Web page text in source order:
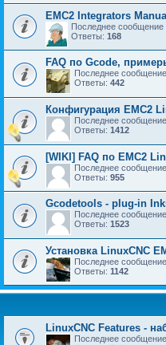
EMC2 Integrators
Последнее сообщение
Ответы: 168
FAQ по Gcode,
Последнее сообщение
Ответы: 442
Конфигурация EMC2
Последнее сообщение
Ответы: 1412
[WIKI] FAQ по EMC2
Последнее сообщение
Ответы: 955
Gcodetools - plug-in
Последнее сообщение
Ответы: 1523
Установка LinuxCNC
Последнее сообщение
Ответы: 1142
LinuxCNC Features -
Последнее сообщение